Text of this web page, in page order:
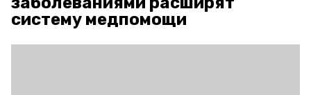
систему медпомощи